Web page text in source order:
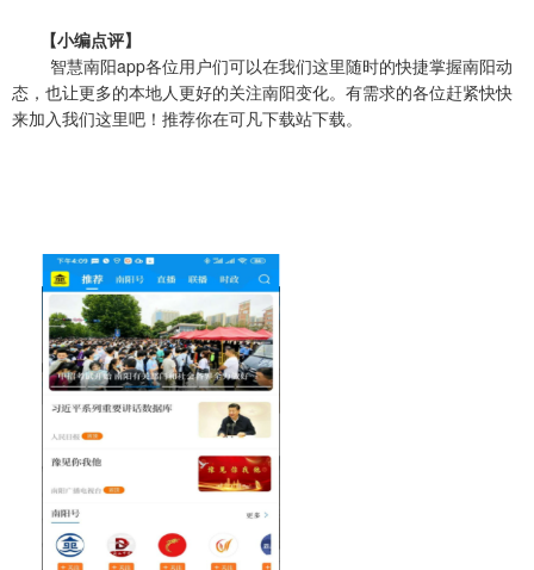
【小编点评】
智慧南阳app各位用户们可以在我们这里随时的快捷掌握南阳动
态，也让更多的本地人更好的关注南阳变化。有需求的各位赶紧快快
来加入我们这里吧！推荐你在可凡下载站下载。